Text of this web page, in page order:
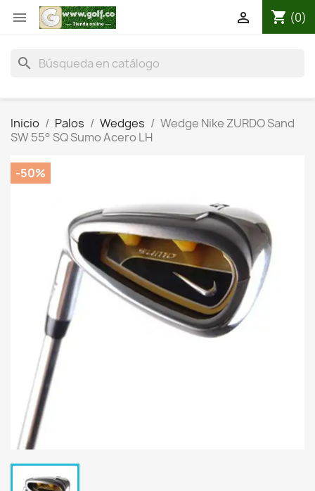
 shopping_cart (0)

search
Inicio Palos Wedges
Wedge Nike ZURDO Sand
SW 55° SQ Sumo Acero LH
-50%